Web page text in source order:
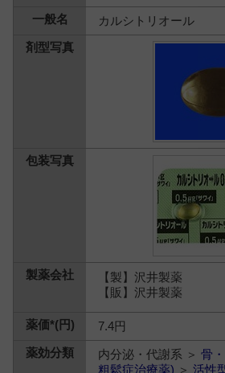
カルシトリオール
【製】沢井製薬
【販】沢井製薬
7.4円
内分泌・代謝系 ＞骨
粗鬆症治療薬) ＞活性